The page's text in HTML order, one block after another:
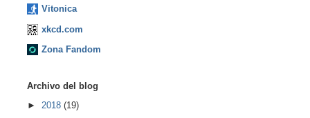
Vitonica
xkcd.com
Zona Fandom
Archivo del blog
► 2018 (19)